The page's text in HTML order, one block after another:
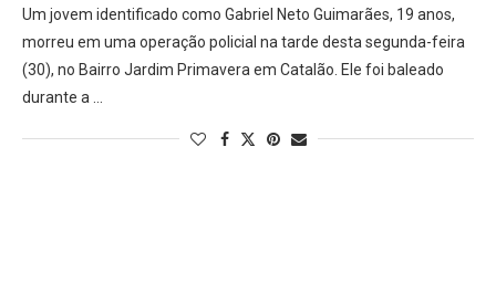
Um jovem identificado como Gabriel Neto Guimarães, 19 anos,
morreu em uma operação policial na tarde desta segunda-feira
(30), no Bairro Jardim Primavera em Catalão. Ele foi baleado
durante a …